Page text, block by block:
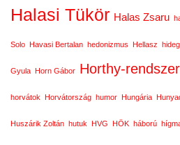
Halasi Tükör Halas Zsaru
Solo Havasi Bertalan hedonizmus Hellasz
Gyula Horn Gábor Horthy-rendszer
horvátok Horvátország humor Hungária
Huszárik Zoltán hutuk HVG HÖK háború